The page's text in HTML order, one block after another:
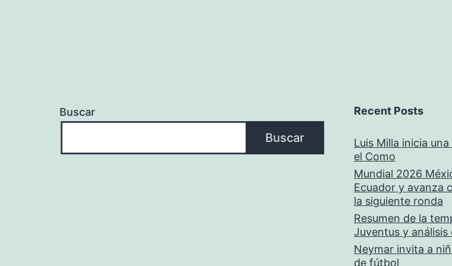
Buscar
Buscar
Recent Posts
Luis Milla inicia
el Como
Mundial 2026
Ecuador y avanza
la siguiente ronda
Resumen de la
Juventus y análisis
Neymar invita a
de fútbol